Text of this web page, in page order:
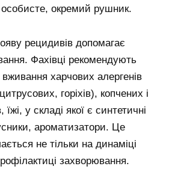
особисте, окремий рушник.
рецидивів допомагає
Фахівці рекомендують
харчових алергенів
горіхів), копчених і
їжі, у складі якої є синтетичні
ароматизатори. Це
не тільки на динаміці
захворювання.